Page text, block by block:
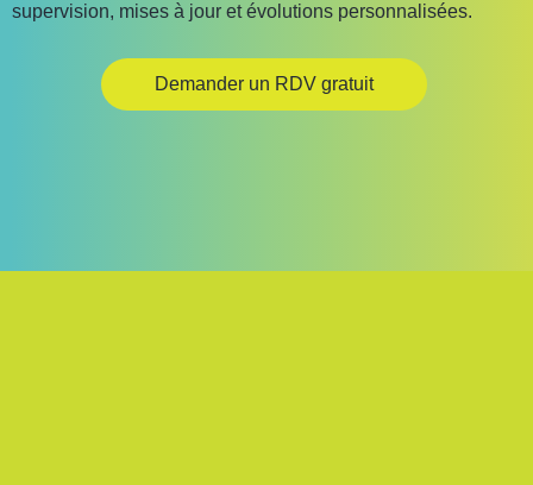
supervision, mises à jour et évolutions personnalisées.
Demander un RDV gratuit